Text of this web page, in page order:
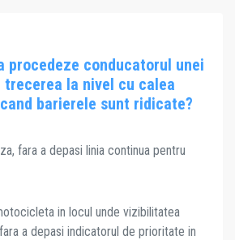
procedeze conducatorul unei
la nivel cu calea
barierele sunt ridicate?
fara a depasi linia continua pentru
in locul unde vizibilitatea
a depasi indicatorul de prioritate in